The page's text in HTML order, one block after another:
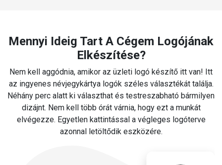
Mennyi Ideig Tart A Cégem Logójának
Elkészítése?
Nem kell aggódnia, amikor az üzleti logó készítő itt van! Itt
az ingyenes névjegykártya logók széles választékát találja.
Néhány perc alatt ki választhat és testreszabható bármilyen
dizájnt. Nem kell több órát várnia, hogy ezt a munkát
elvégezze. Egyetlen kattintással a végleges logóterve
azonnal letöltődik eszközére.